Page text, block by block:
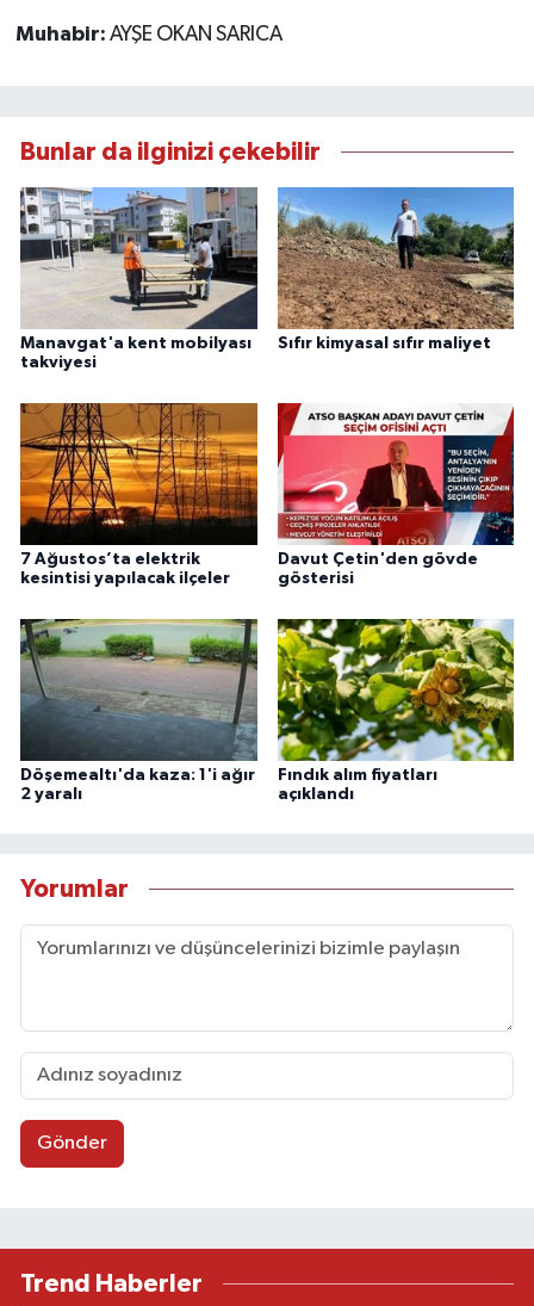
Muhabir: AYŞE OKAN SARICA
Bunlar da ilginizi çekebilir
Manavgat'a kent mobilyası
takviyesi
Sıfır kimyasal sıfır maliyet
7 Ağustos’ta elektrik
kesintisi yapılacak ilçeler
Davut Çetin'den gövde
gösterisi
Döşemealtı'da kaza: 1'i ağır
2 yaralı
Fındık alım fiyatları
açıklandı
Yorumlar
Gönder
Trend Haberler